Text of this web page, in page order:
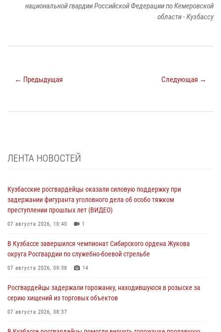
национальной гвардии Российской Федерации по Кемеровской
области - Кузбассу
← Предыдущая Следующая →
ЛЕНТА НОВОСТЕЙ
Кузбасские росгвардейцы оказали силовую поддержку при
задержании фигуранта уголовного дела об особо тяжком
преступлении прошлых лет (ВИДЕО)
07 августа 2026, 10:40 1
В Кузбассе завершился чемпионат Сибирского ордена Жукова
округа Росгвардии по служебно-боевой стрельбе
07 августа 2026, 09:38 14
Росгвардейцы задержали горожанку, находившуюся в розыске за
серию хищений из торговых объектов
07 августа 2026, 08:37